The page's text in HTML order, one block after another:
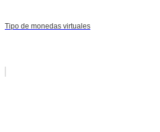
Tipo de monedas virtuales